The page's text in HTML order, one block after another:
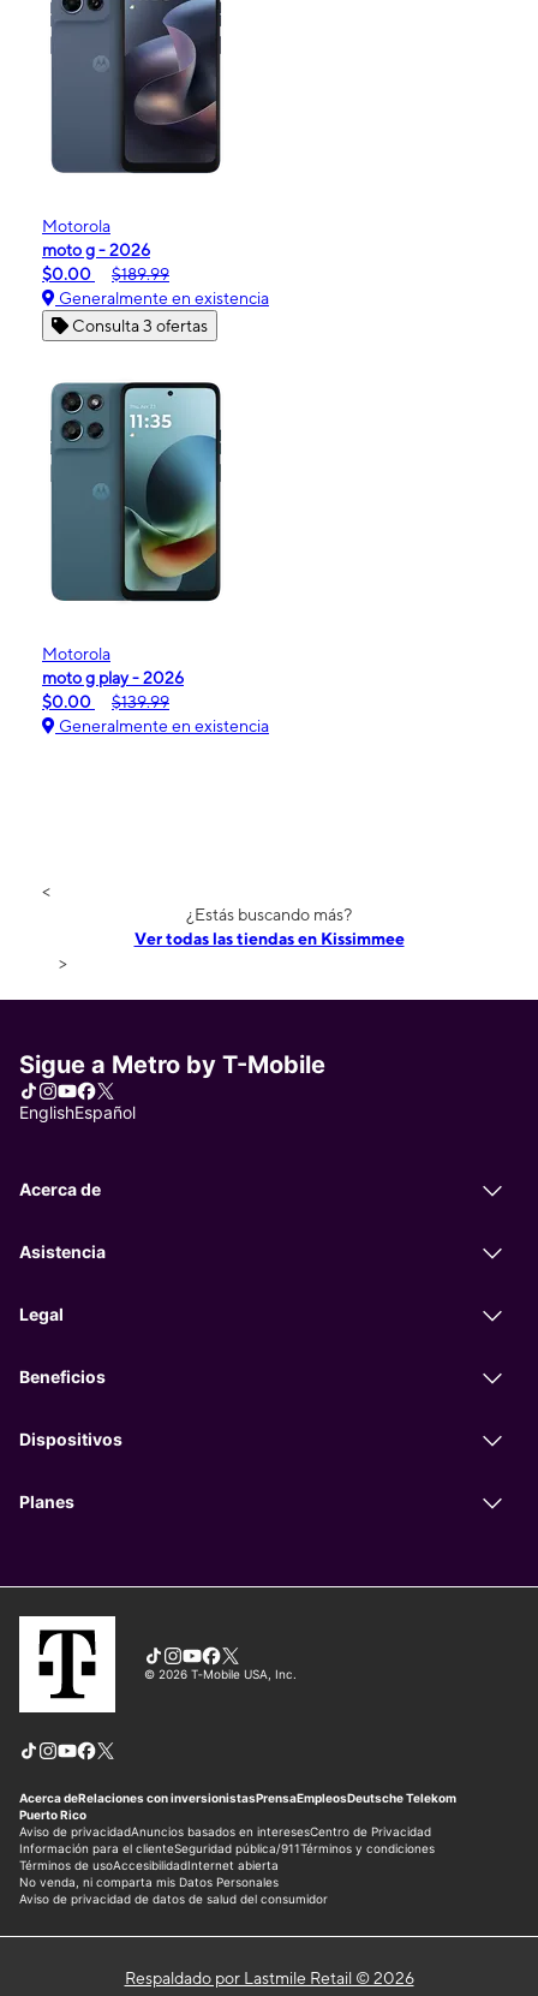
Motorola
moto g - 2026
$0.00
$189.99
Generalmente en existencia
Consulta 3 ofertas
Motorola
moto g play - 2026
$0.00
$139.99
Generalmente en existencia
<
¿Estás buscando más?
Ver todas las tiendas en Kissimmee
>
Respaldado por Lastmile Retail © 2026